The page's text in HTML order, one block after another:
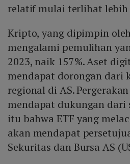
relatif mulai terlihat lebih
Kripto, yang dipimpin
mengalami pemulihan
2023, naik 157%. Aset
mendapat dorongan dari
regional di AS.
mendapat dukungan dari
itu bahwa ETF yang
akan mendapat
Sekuritas dan Bursa AS